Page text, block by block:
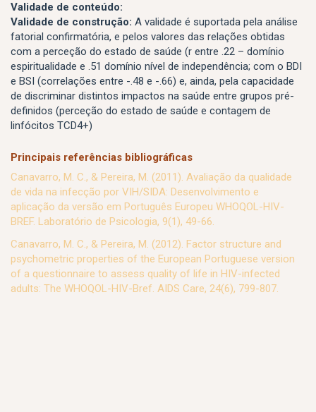
Validade de conteúdo:
Validade de construção: A validade é suportada pela análise
fatorial confirmatória, e pelos valores das relações obtidas
com a perceção do estado de saúde (r entre .22 – domínio
espiritualidade e .51 domínio nível de independência; com o BDI
e BSI (correlações entre -.48 e -.66) e, ainda, pela capacidade
de discriminar distintos impactos na saúde entre grupos pré-
definidos (perceção do estado de saúde e contagem de
linfócitos TCD4+)
Principais referências bibliográficas
Canavarro, M. C., & Pereira, M. (2011). Avaliação da qualidade
de vida na infecção por VIH/SIDA: Desenvolvimento e
aplicação da versão em Português Europeu WHOQOL-HIV-
BREF. Laboratório de Psicologia, 9(1), 49-66.
Canavarro, M. C., & Pereira, M. (2012). Factor structure and
psychometric properties of the European Portuguese version
of a questionnaire to assess quality of life in HIV-infected
adults: The WHOQOL-HIV-Bref. AIDS Care, 24(6), 799-807.